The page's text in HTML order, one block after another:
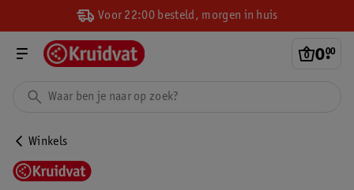
Voor 22:00 besteld, morgen in huis
0.
00
Winkels